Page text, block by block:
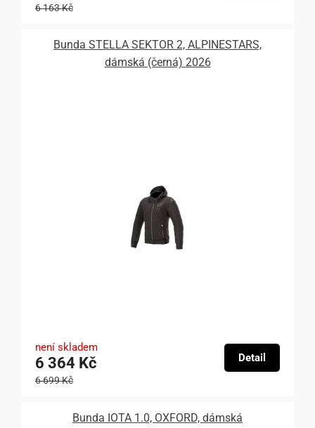
6 163 Kč
Bunda STELLA SEKTOR 2, ALPINESTARS,
dámská (černá) 2026
není skladem
6 364 Kč
6 699 Kč
Detail
Bunda IOTA 1.0, OXFORD, dámská